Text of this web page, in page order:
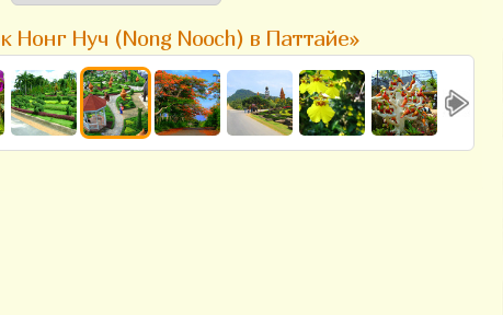
Нонг Нуч (Nong Nooch) в Паттайе»